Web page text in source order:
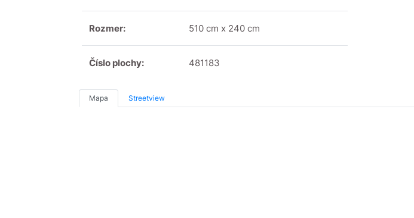
Rozmer: 510 cm x 240 cm
Číslo plochy: 481183
Mapa Streetview